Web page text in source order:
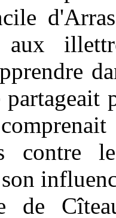
aux
partageait
contre
de